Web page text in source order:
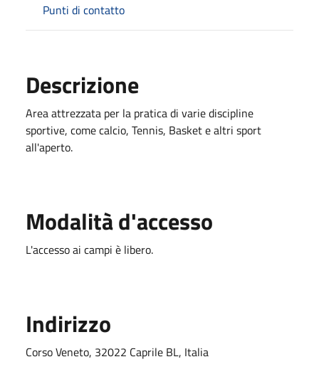
Punti di contatto
Descrizione
Area attrezzata per la pratica di varie discipline
sportive, come calcio, Tennis, Basket e altri sport
all'aperto.
Modalità d'accesso
L'accesso ai campi è libero.
Indirizzo
Corso Veneto, 32022 Caprile BL, Italia